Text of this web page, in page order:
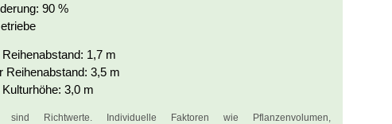
90 %
1,7 m
Reihenabstand: 3,5 m
3,0 m
sind Richtwerte. Individuelle Faktoren wie Pflanzenvolumen,